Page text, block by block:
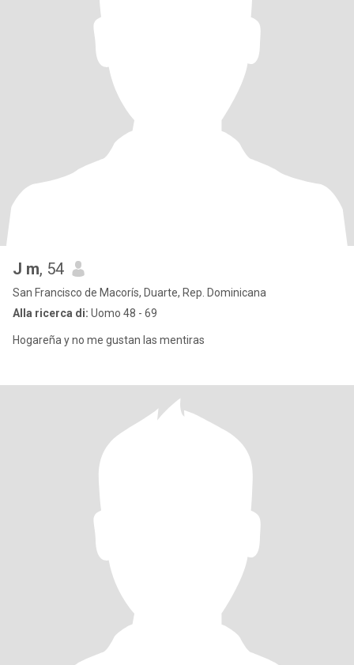
J m, 54
San Francisco de Macorís, Duarte, Rep. Dominicana
Alla ricerca di: Uomo 48 - 69
Hogareña y no me gustan las mentiras